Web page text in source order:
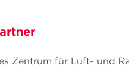
Zentrum für Luft- und